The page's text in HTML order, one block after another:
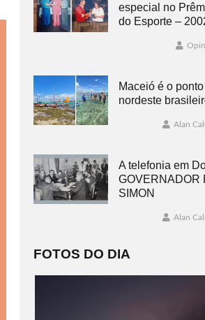
especial no
do Esporte –
Maceió é o
nordeste
Alan
A telefonia em
GOVERNADOR
SIMON
Alan
FOTOS DO DIA